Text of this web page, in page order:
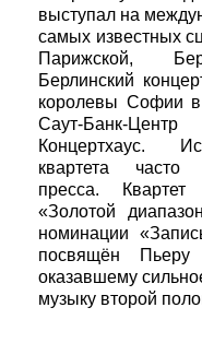
выступал на
самых известных
Парижской,
Берлинский
королевы Софии
Саут-Банк-
Концертхаус.
квартета часто
пресса.
«Золотой
номинации
посвящён Пьеру
оказавшему
музыку второй